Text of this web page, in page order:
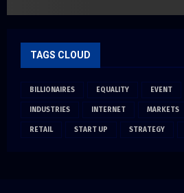
TAGS CLOUD
BILLIONAIRES EQUALITY EVENT
INDUSTRIES INTERNET MARKETS
RETAIL START UP STRATEGY